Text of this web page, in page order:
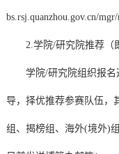
bs.rsj.quanzhou.gov.cn/mgr/
2.学院/研究院推荐（
学院/研究院组织报
导，择优推荐参赛队伍，
组、揭榜组、海外(境外)